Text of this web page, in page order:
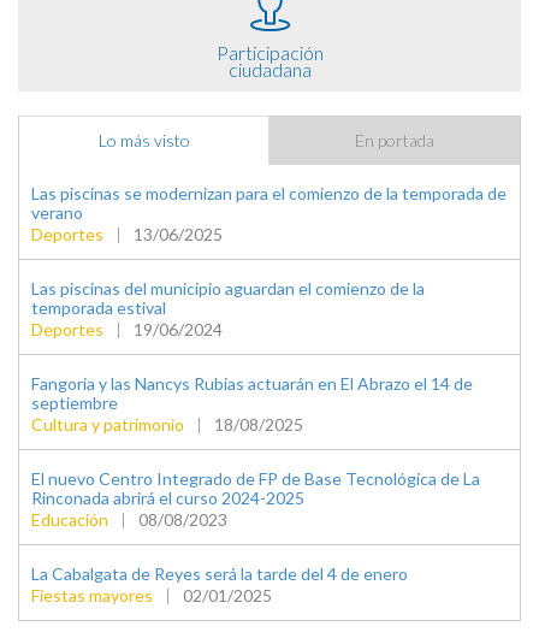
Participación
ciudadana
Lo más visto En portada
Las piscinas se modernizan para el comienzo de la temporada de
verano
Deportes
| 13/06/2025
Las piscinas del municipio aguardan el comienzo de la
temporada estival
Deportes
| 19/06/2024
Fangoria y las Nancys Rubias actuarán en El Abrazo el 14 de
septiembre
Cultura y patrimonio
| 18/08/2025
El nuevo Centro Integrado de FP de Base Tecnológica de La
Rinconada abrirá el curso 2024-2025
Educación
| 08/08/2023
La Cabalgata de Reyes será la tarde del 4 de enero
Fiestas mayores
| 02/01/2025